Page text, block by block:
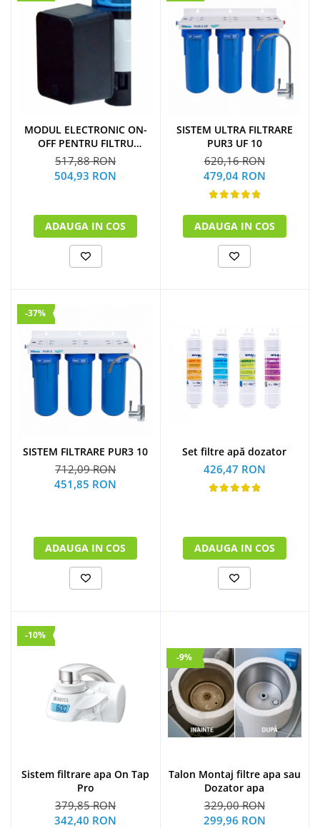
MODUL ELECTRONIC ON-
OFF PENTRU FILTRU
PURJARE
517,88 RON
504,93 RON
ADAUGA IN COS
SISTEM ULTRA FILTRARE
PUR3 UF 10
620,16 RON
479,04 RON
ADAUGA IN COS
-37%
SISTEM FILTRARE PUR3 10
712,09 RON
451,85 RON
ADAUGA IN COS
Set filtre apă dozator
426,47 RON
ADAUGA IN COS
-10%
Sistem filtrare apa On Tap
Pro
379,85 RON
342,40 RON
-9%
Talon Montaj filtre apa sau
Dozator apa
329,00 RON
299,96 RON